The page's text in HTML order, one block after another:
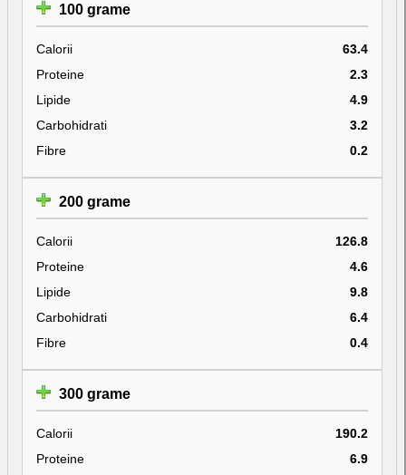
100 grame
Calorii
63.4
Proteine
2.3
Lipide
4.9
Carbohidrati
3.2
Fibre
0.2
200 grame
Calorii
126.8
Proteine
4.6
Lipide
9.8
Carbohidrati
6.4
Fibre
0.4
300 grame
Calorii
190.2
Proteine
6.9